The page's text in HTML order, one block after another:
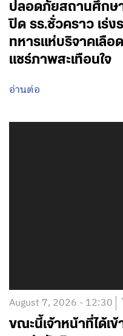
ปลอดภัยสถานศึกษ
ปิด รร.ชั่วคราว เร่ง
ทหารแห่บริจาคเลื
แชร์ภาพสะเทือนใจ
อ่านต่อ
August 7, 2026 - 12:30
ขณะนี้เจ้าหน้าที่ได้เ